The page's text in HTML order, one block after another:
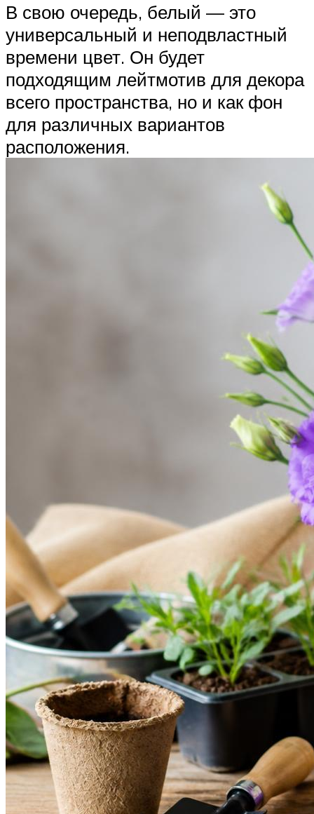
В свою очередь, белый — это
универсальный и неподвластный
времени цвет. Он будет
подходящим лейтмотив для декора
всего пространства, но и как фон
для различных вариантов
расположения.